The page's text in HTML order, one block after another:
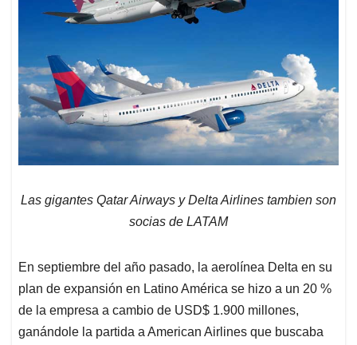
Las gigantes Qatar Airways y Delta Airlines tambien son
socias de LATAM
En septiembre del año pasado, la aerolínea Delta en su
plan de expansión en Latino América se hizo a un 20 %
de la empresa a cambio de USD$ 1.900 millones,
ganándole la partida a American Airlines que buscaba